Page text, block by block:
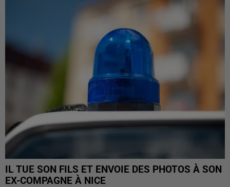
IL TUE SON FILS ET ENVOIE DES PHOTOS À SON
EX-COMPAGNE À NICE